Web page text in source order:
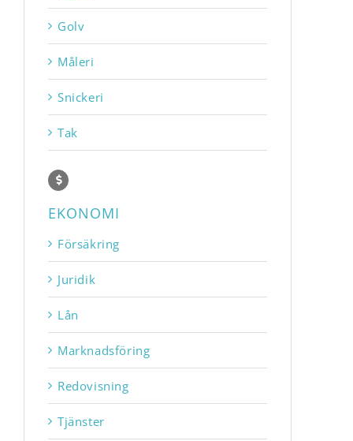
Golv
Måleri
Snickeri
Tak
EKONOMI
Försäkring
Juridik
Lån
Marknadsföring
Redovisning
Tjänster